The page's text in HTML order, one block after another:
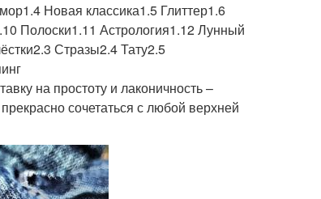
Новая классика1.5 Глиттер1.6
Полоски1.11 Астрология1.12 Лунный
Стразы2.4 Тату2.5
на простоту и лаконичность –
сочетаться с любой верхней